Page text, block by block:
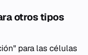
otros tipos
para las células